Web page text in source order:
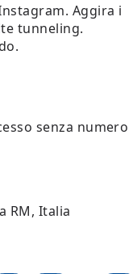
Aggira i
tunneling.
senza numero
RM, Italia